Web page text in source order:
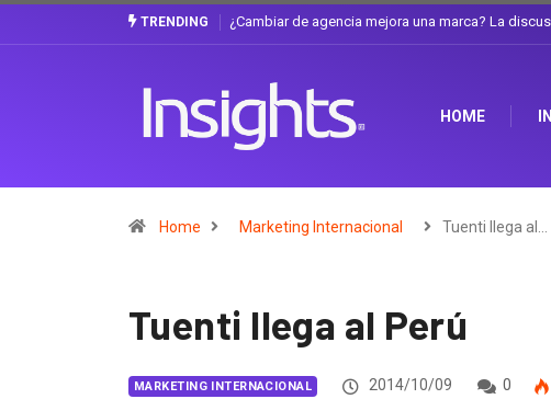
TRENDING
una marca? La discusión que atraviesa a EcuadorGabriela Herrera y el arte de
HOME
Home Marketing Internacional Tuenti llega al…
Tuenti llega al Perú
MARKETING INTERNACIONAL 2014/10/09 0